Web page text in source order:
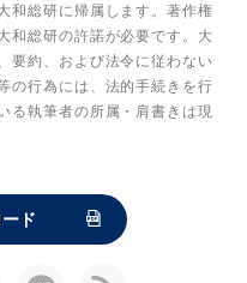
和総研に帰属します。著作権
和総研の許諾が必要です。大
要約、および法令に従わない
の行為には、法的手続きを行
る執筆者の所属・肩書きは現
ド